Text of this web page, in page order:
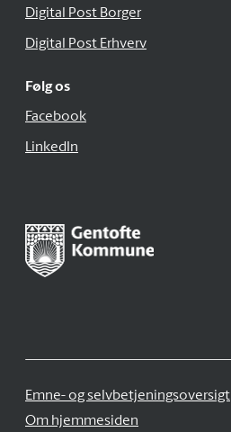
Digital Post Borger
Digital Post Erhverv
Følg os
Facebook
LinkedIn
Emne- og selvbetjeningsoversigt
Om hjemmesiden